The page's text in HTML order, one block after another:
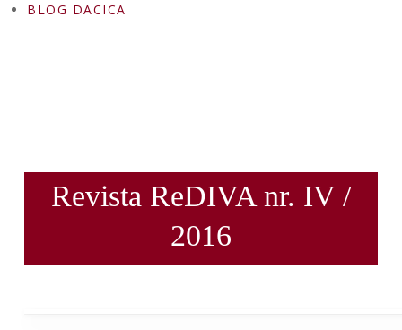
BLOG DACICA
Revista ReDIVA nr. IV /
2016